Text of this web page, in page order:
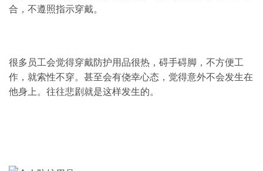
合，不遵照指示穿戴。
很多员工会觉得穿戴防护用品很热，碍手碍脚，不方便工
作，就索性不穿。甚至会有侥幸心态，觉得意外不会发生在
他身上。往往悲剧就是这样发生的。